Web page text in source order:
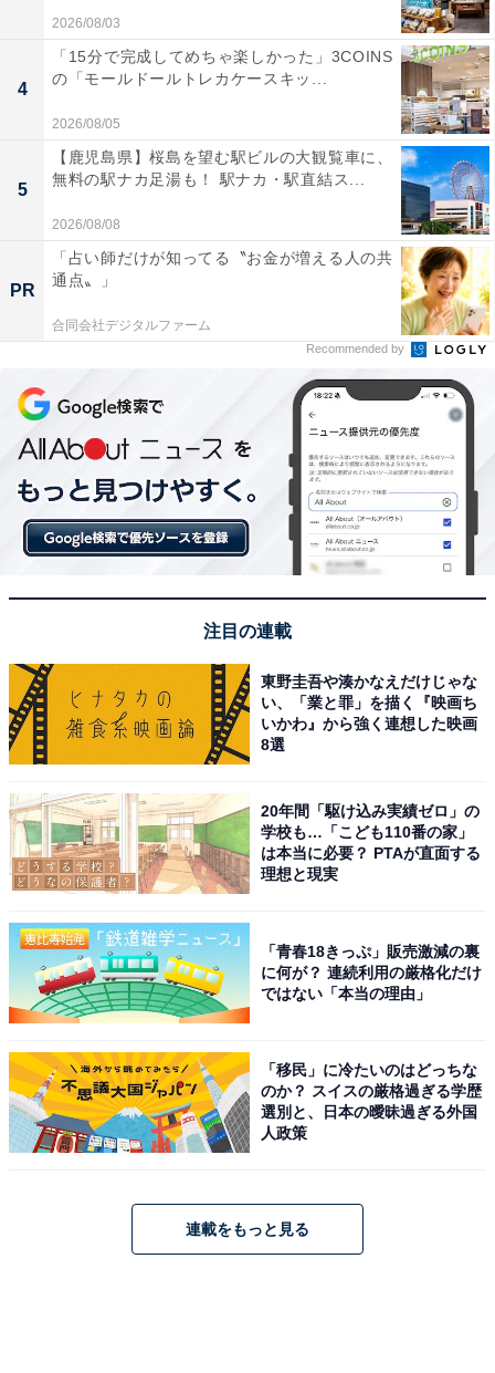
2026/08/03
4
「15分で完成してめちゃ楽しかった」3COINS
の「モールドールトレカケースキッ...
2026/08/05
5
【鹿児島県】桜島を望む駅ビルの大観覧車に、
無料の駅ナカ足湯も！ 駅ナカ・駅直結ス...
2026/08/08
PR
「占い師だけが知ってる〝お金が増える人の共
通点〟」
合同会社デジタルファーム
Recommended by
注目の連載
東野圭吾や湊かなえだけじゃな
い、「業と罪」を描く『映画ち
いかわ』から強く連想した映画
8選
20年間「駆け込み実績ゼロ」の
学校も…「こども110番の家」
は本当に必要？ PTAが直面する
理想と現実
「青春18きっぷ」販売激減の裏
に何が？ 連続利用の厳格化だけ
ではない「本当の理由」
「移民」に冷たいのはどっちな
のか？ スイスの厳格過ぎる学歴
選別と、日本の曖昧過ぎる外国
人政策
連載をもっと見る